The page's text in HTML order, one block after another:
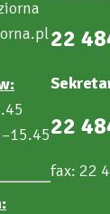
22
22
fax: 22